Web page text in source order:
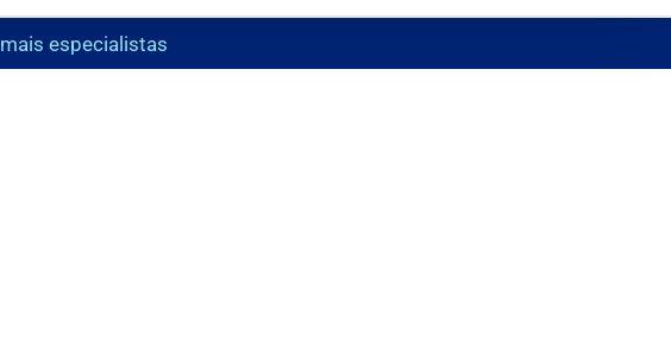
mais especialistas